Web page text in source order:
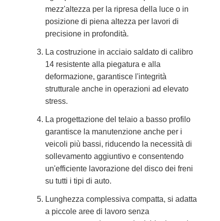
mezz'altezza per la ripresa della luce o in
posizione di piena altezza per lavori di
precisione in profondità.
La costruzione in acciaio saldato di calibro
14 resistente alla piegatura e alla
deformazione, garantisce l'integrità
strutturale anche in operazioni ad elevato
stress.
La progettazione del telaio a basso profilo
garantisce la manutenzione anche per i
veicoli più bassi, riducendo la necessità di
sollevamento aggiuntivo e consentendo
un'efficiente lavorazione del disco dei freni
su tutti i tipi di auto.
Lunghezza complessiva compatta, si adatta
a piccole aree di lavoro senza